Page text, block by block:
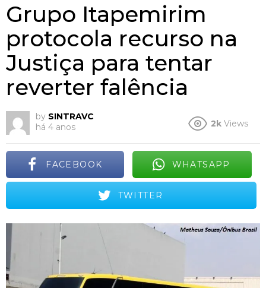
Grupo Itapemirim
protocola recurso na
Justiça para tentar
reverter falência
by SINTRAVC
há 4 anos
2k Views
FACEBOOK WHATSAPP
TWITTER